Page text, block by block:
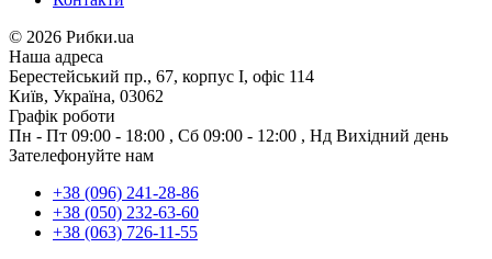
© 2026 Рибки.ua
Наша адреса
Берестейський пр., 67, корпус І, офіс 114
Київ, Україна, 03062
Графік роботи
Пн - Пт 09:00 - 18:00 , Сб 09:00 - 12:00 , Нд Вихідний день
Зателефонуйте нам
+38 (096) 241-28-86
+38 (050) 232-63-60
+38 (063) 726-11-55